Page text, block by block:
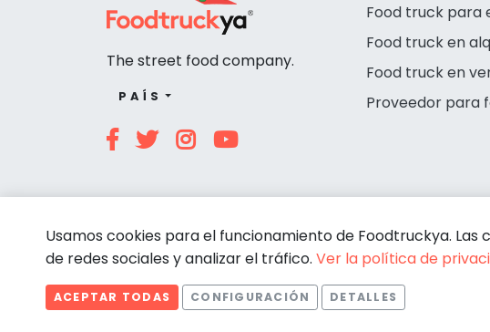
Food truck para
Food truck en
Food truck en
Proveedor para
The street food company.
PAÍS
© Foodtruckya 2026
Usamos cookies para el funcionamiento de Foodtruckya.
de redes sociales y analizar el tráfico. Ver la política de
ACEPTAR TODAS CONFIGURACIÓN DETALLES